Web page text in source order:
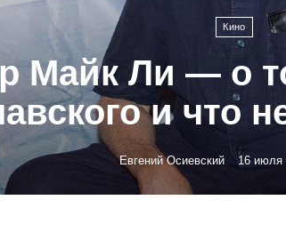
Кино
Майк Ли — о
и что
Евгений Осиевский 16 июля